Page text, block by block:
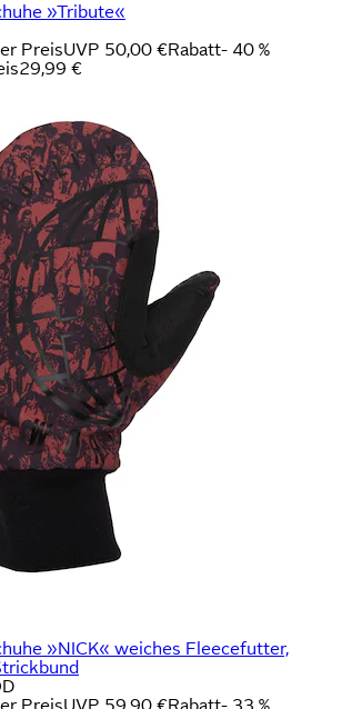
»Tribute«
PreisUVP 50,00 €Rabatt- 40 %
29,99 €
»NICK« weiches Fleecefutter,
PreisUVP 59,90 €Rabatt- 33 %